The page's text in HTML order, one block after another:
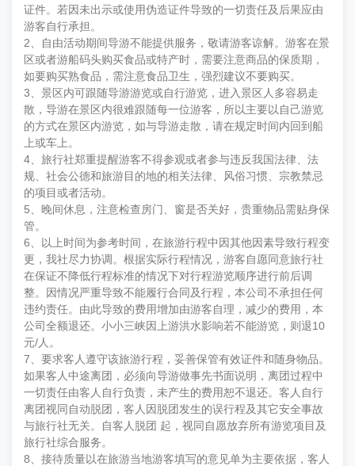
证件。若因未出示或使用伪造证件导致的一切责任及后果应由
游客自行承担。
2、自由活动期间导游不能提供服务，敬请游客谅解。游客在景
区或者游船码头购买食品或特产时，需要注意商品的保质期，
如要购买熟食品，需注意食品卫生，强烈建议不要购买。
3、景区内可跟随导游游览或自行游览，进入景区人多容易走
散，导游在景区内很难跟随每一位游客，所以主要以自己游览
的方式在景区内游览，如与导游走散，请在规定时间内回到船
上或车上。
4、旅行社郑重提醒游客不得参观或者参与违反我国法律、法
规、社会公德和旅游目的地的相关法律、风俗习惯、宗教禁忌
的项目或者活动。
5、晚间休息，注意检查房门、窗是否关好，贵重物品需贴身保
管。
6、以上时间为参考时间，在旅游行程中因其他因素导致行程变
更，我社尽力协调。根据实际行程情况，游客自愿同意旅行社
在保证不降低行程标准的情况下对行程游览顺序进行前后调
整。因情况严重导致不能履行合同及行程，本公司不承担任何
违约责任。由此导致的费用增加由游客自理，减少的费用，本
公司全额退还。小小三峡因上游洪水影响若不能游览，则退10
元/人。
7、要求客人遵守该旅游行程，妥善保管有效证件和随身物品。
如果客人中途离团，必须向导游做事先书面说明，离团过程中
一切责任由客人自行负责，未产生的费用恕不退还。客人自行
离团视同自动脱团，客人因脱团发生的误行程及其它安全事故
与旅行社无关。自客人脱团 起，视同自愿放弃所有游览项目及
旅行社综合服务。
8、接待质量以在旅游当地游客填写的意见单为主要依据，客人